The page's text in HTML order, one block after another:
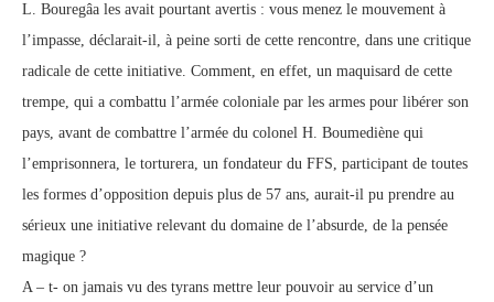
L. Bouregâa les avait pourtant avertis : vous menez le mouvement à
l’impasse, déclarait-il, à peine sorti de cette rencontre, dans une critique
radicale de cette initiative. Comment, en effet, un maquisard de cette
trempe, qui a combattu l’armée coloniale par les armes pour libérer son
pays, avant de combattre l’armée du colonel H. Boumediène qui
l’emprisonnera, le torturera, un fondateur du FFS, participant de toutes
les formes d’opposition depuis plus de 57 ans, aurait-il pu prendre au
sérieux une initiative relevant du domaine de l’absurde, de la pensée
magique ?
A – t- on jamais vu des tyrans mettre leur pouvoir au service d’un